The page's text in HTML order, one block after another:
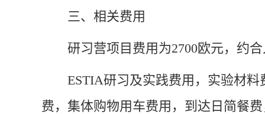
三、相关费用
研习营项目费用为2700欧元，约
ESTIA研习及实践费用，实验材
费，集体购物用车费用，到达日简餐